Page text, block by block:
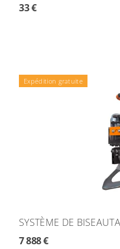
33 €
Expédition gratuite
SYSTÈME DE
7 888 €